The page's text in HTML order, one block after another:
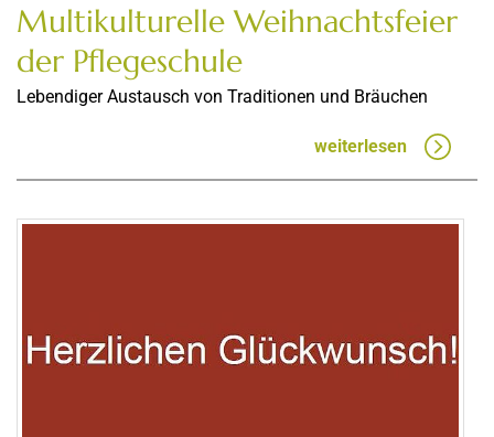
Multikulturelle Weihnachtsfeier
der Pflegeschule
Lebendiger Austausch von Traditionen und Bräuchen
weiterlesen